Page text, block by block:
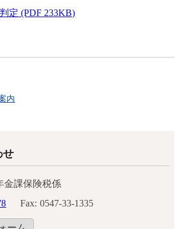
定 (PDF 233KB)
内
せ
金課保険税係
Fax: 0547-33-1335